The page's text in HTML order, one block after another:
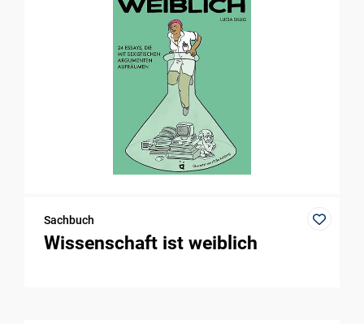
Sachbuch
Wissenschaft ist weiblich